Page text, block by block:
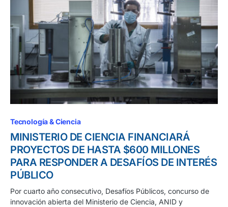
Tecnología & Ciencia
MINISTERIO DE CIENCIA FINANCIARÁ
PROYECTOS DE HASTA $600 MILLONES
PARA RESPONDER A DESAFÍOS DE INTERÉS
PÚBLICO
Por cuarto año consecutivo, Desafíos Públicos, concurso de
innovación abierta del Ministerio de Ciencia, ANID y